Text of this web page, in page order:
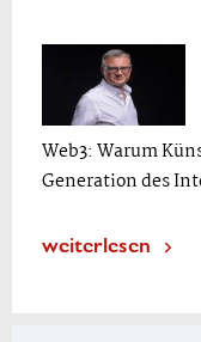
Web3: Warum
Generation des
weiterlesen